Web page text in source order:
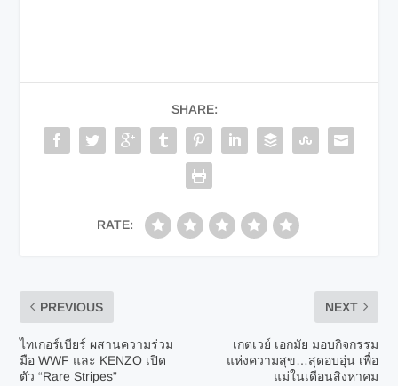
SHARE:
RATE:
PREVIOUS
ไทเกอร์เบียร์ ผสานความร่วม
มือ WWF และ KENZO เปิด
ตัว “Rare Stripes”
NEXT
เกตเวย์ เอกมัย มอบกิจกรรม
แห่งความสุข…สุดอบอุ่น เพื่อ
แม่ในเดือนสิงหาคม